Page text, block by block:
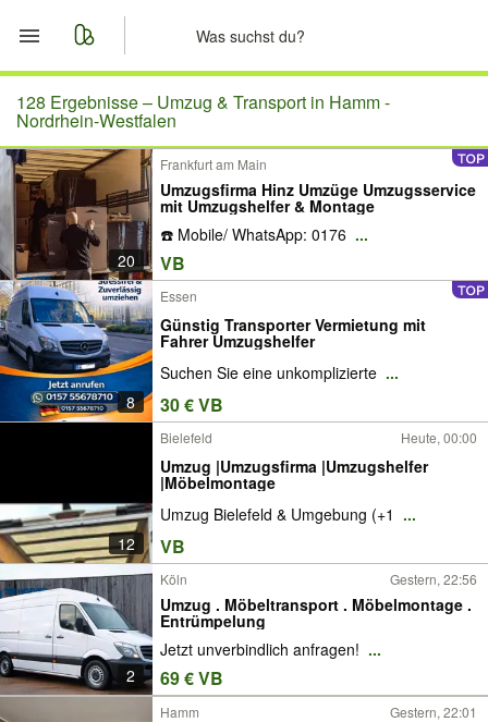
Start
Merkliste
Nachrichten
Anzeige aufgeben
128 Ergebnisse – Umzug & Transport in Hamm -
Nordrhein-Westfalen
20
Frankfurt am Main
Umzugsfirma Hinz Umzüge Umzugsservice
mit Umzugshelfer & Montage
☎️ Mobile/ WhatsApp: 0176 ...
VB
8
Essen
Günstig Transporter Vermietung mit
Fahrer Umzugshelfer
Suchen Sie eine unkomplizierte ...
30 € VB
12
Bielefeld Heute, 00:00
Umzug |Umzugsfirma |Umzugshelfer
|Möbelmontage
Umzug Bielefeld & Umgebung (+1 ...
VB
2
Köln Gestern, 22:56
Umzug . Möbeltransport . Möbelmontage .
Entrümpelung
Jetzt unverbindlich anfragen! ...
69 € VB
Hamm Gestern, 22:01